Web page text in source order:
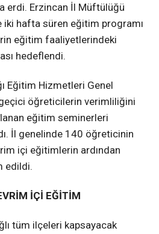
erdi. Erzincan İl Müftülüğü
iki hafta süren eğitim programı
eğitim faaliyetlerindeki
hedeflendi.
Eğitim Hizmetleri Genel
öğreticilerin verimliliğini
eğitim seminerleri
İl genelinde 140 öğreticinin
içi eğitimlerin ardından
edildi.
İÇİ EĞİTİM
tüm ilçeleri kapsayacak